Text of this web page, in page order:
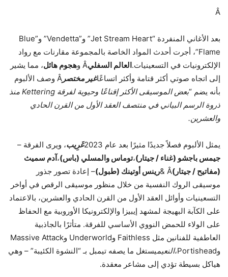
Â
بعد الأغاني المنفردة “Jet Stream Heart” و”Vendetta” و”Blue
Flame”، أجرت أحدث المواد الخاصة بالمجموعة مقارنات مع رواد
الإلكترونيات في التسعينيات.العالم السفليÂ و هجوم هائل، مما يشير
إلى اتجاه صوتي أكثر قتامة وأكثر اتساعًاغير مختصر
Â وصف الألبوم
بأنه يضم “
بعض الموسيقى الأكثر إقناعًا وحيوية لفرقة Kettering منذ
ذروة الرسم البياني في منتصف العقد الأول من القرن الحادي
والعشرين.
يمثل الألبوم فصلاً جديدًا مثيرًا بعد عام 2023 غَرِيب، ويرى الفرقة –
جيمس باجشو (غناء / جيتار)،توماس والمسلي (باس)،آدم سميث
(مفاتيح / جيتار)Â & رينس أوتينك (طبول)– إعادة تصور جذور
موسيقى الروك النفسية من خلال منظور موسيقى الرقص في أواخر
التسعينيات وأوائل العقد الأول من القرن الحادي والعشرين، بالاعتماد
على الكآبة البهيجة لمشهد إيبيزا والإلكترونيكا الأوروبية مع الحفاظ
على الولاء للحمض النووي الأساسي للفرقة. متأثرًا بالجاذبية
العاطفية للفنانين مثل Faithless وUnderworld وMassive Attack
وPortishead،
النعيميستغل ما يصفه تيمبل بـ “النشوة الكئيبة” – وهي
هياكل بسيطة تؤدي إلى مشاعر معقدة.